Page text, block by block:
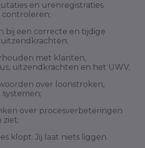
en urenregistraties
bij een correcte en tijdige
met klanten,
uitzendkrachten en het UWV;
over loonstroken,
over procesverbeteringen
ziet;
klopt. Jij laat niets liggen.